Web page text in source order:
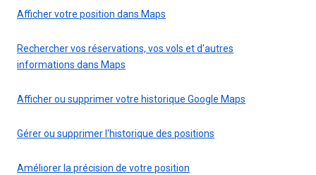
Afficher votre position dans Maps
Rechercher vos réservations, vos vols et d'autres
informations dans Maps
Afficher ou supprimer votre historique Google Maps
Gérer ou supprimer l'historique des positions
Améliorer la précision de votre position